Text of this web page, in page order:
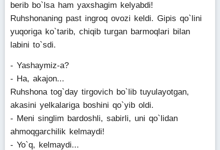
berib bo`lsa ham yaxshagim kelyabdi!
Ruhshonaning past ingroq ovozi keldi. Gipis qo`lini
yuqoriga ko`tarib, chiqib turgan barmoqlari bilan
labini to`sdi.
- Yashaymiz-a?
- Ha, akajon...
Ruhshona tog`day tirgovich bo`lib tuyulayotgan,
akasini yelkalariga boshini qo`yib oldi.
- Meni singlim bardoshli, sabirli, uni qo`lidan
ahmoqgarchilik kelmaydi!
- Yo`q, kelmaydi...